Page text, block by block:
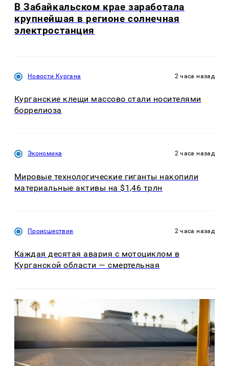
В Забайкальском крае заработала
крупнейшая в регионе солнечная
электростанция
Новости Кургана 2 часа назад
Курганские клещи массово стали носителями
боррелиоза
Экономика 2 часа назад
Мировые технологические гиганты накопили
материальные активы на $1,46 трлн
Происшествия 2 часа назад
Каждая десятая авария с мотоциклом в
Курганской области — смертельная